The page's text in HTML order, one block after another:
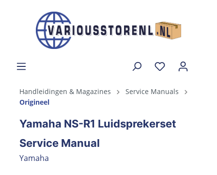
Handleidingen & Magazines
Service Manuals
Origineel
Yamaha NS-R1 Luidsprekerset
Service Manual
Yamaha